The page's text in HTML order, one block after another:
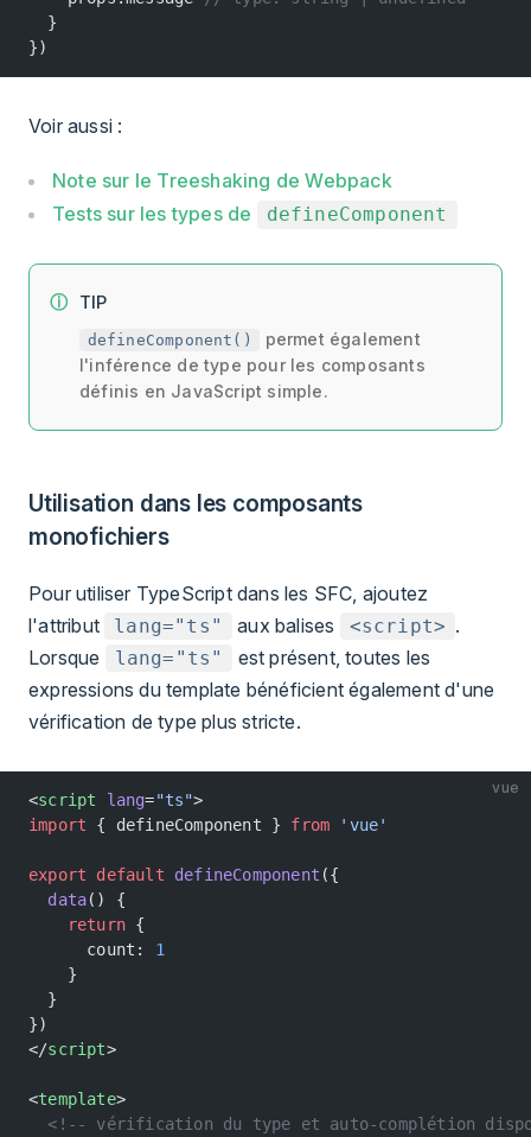
  }
})
Voir aussi :
Note sur le Treeshaking de Webpack
Tests sur les types de
defineComponent
TIP
defineComponent()
permet également
l'inférence de type pour les composants
définis en JavaScript simple.
Utilisation dans les composants
monofichiers
Pour utiliser TypeScript dans les SFC, ajoutez
l'attribut
lang="ts" aux balises <script> .
Lorsque
lang="ts"
est présent, toutes les
expressions du template bénéficient également d'une
vérification de type plus stricte.
vue
<script lang="ts">
import { defineComponent } from 'vue'
export default defineComponent ({
  data
() {
    return
{
      count:
1
    }
  }
})
</script>
<template>
<!-- vérification du type et auto-complétion